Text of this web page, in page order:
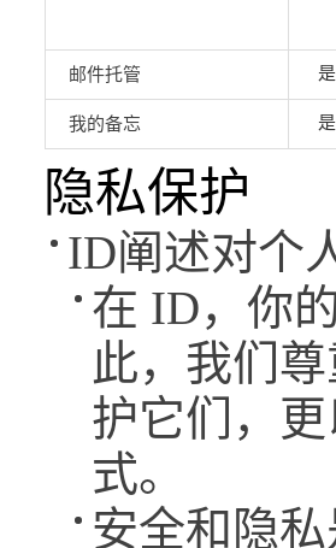
邮件托管 是
我的备忘 是
隐私保护
ID阐述对个
在 ID，你
此，我们
护它们，
式。
安全和隐